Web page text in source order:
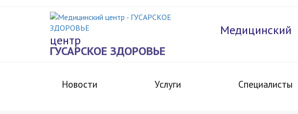
Медицинский
центр
ГУСАРСКОЕ ЗДОРОВЬЕ
Новости Услуги Специалисты